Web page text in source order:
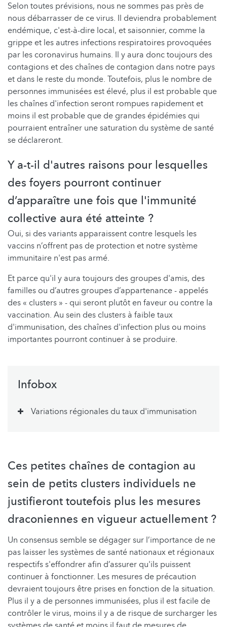
Selon toutes prévisions, nous ne sommes pas près de
nous débarrasser de ce virus. Il deviendra probablement
endémique, c'est-à-dire local, et saisonnier, comme la
grippe et les autres infections respiratoires provoquées
par les coronavirus humains. Il y aura donc toujours des
contagions et des chaînes de contagion dans notre pays
et dans le reste du monde. Toutefois, plus le nombre de
personnes immunisées est élevé, plus il est probable que
les chaînes d'infection seront rompues rapidement et
moins il est probable que de grandes épidémies qui
pourraient entraîner une saturation du système de santé
se déclareront.
Y a-t-il d'autres raisons pour lesquelles
des foyers pourront continuer
d’apparaître une fois que l'immunité
collective aura été atteinte ?
Oui, si des variants apparaissent contre lesquels les
vaccins n’offrent pas de protection et notre système
immunitaire n'est pas armé.
Et parce qu'il y aura toujours des groupes d'amis, des
familles ou d’autres groupes d’appartenance - appelés
des « clusters » - qui seront plutôt en faveur ou contre la
vaccination. Au sein des clusters à faible taux
d'immunisation, des chaînes d'infection plus ou moins
importantes pourront continuer à se produire.
Infobox
Variations régionales du taux d'immunisation
Ces petites chaînes de contagion au
sein de petits clusters individuels ne
justifieront toutefois plus les mesures
draconiennes en vigueur actuellement ?
Un consensus semble se dégager sur l’importance de ne
pas laisser les systèmes de santé nationaux et régionaux
respectifs s'effondrer afin d’assurer qu'ils puissent
continuer à fonctionner. Les mesures de précaution
devraient toujours être prises en fonction de la situation.
Plus il y a de personnes immunisées, plus il est facile de
contrôler le virus, moins il y a de risque de surcharger les